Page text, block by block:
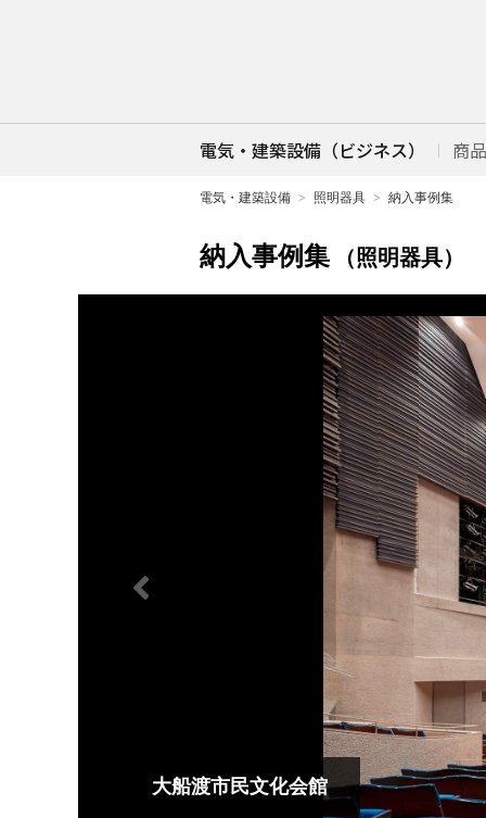
電気・建築設備（ビジネス） 商
電気・建築設備 照明器具 納入事例集
納入事例集 （照明器具）
大船渡市民文化会館